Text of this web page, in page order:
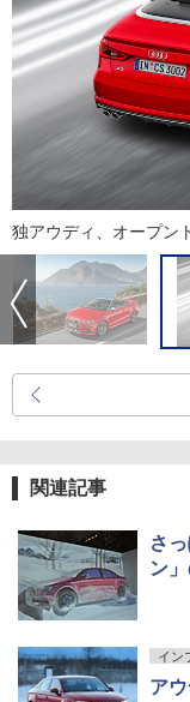
独アウディ、オープン
関連記事
さ
ン
イン
ア